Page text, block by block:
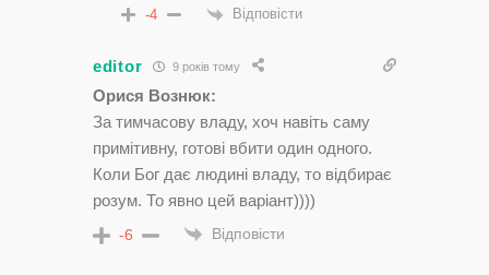
-4 Відповісти
editor 9 років тому
Орися Вознюк:
За тимчасову владу, хоч навіть саму
примітивну, готові вбити один одного.
Коли Бог дає людині владу, то відбирає
розум. То явно цей варіант))))
-6 Відповісти